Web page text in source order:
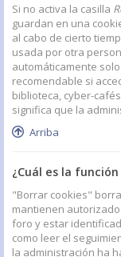
Si no activa la casilla
guardan en una
al cabo de cierto
usada por otra
automáticamente
recomendable si
biblioteca, cyber-
significa que la
Arriba
¿Cuál es la
"Borrar cookies"
mantienen
foro y estar
como leer el
la administración ha